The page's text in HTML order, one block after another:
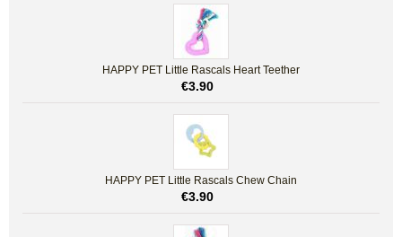
HAPPY PET Little Rascals Heart Teether
€3.90
HAPPY PET Little Rascals Chew Chain
€3.90